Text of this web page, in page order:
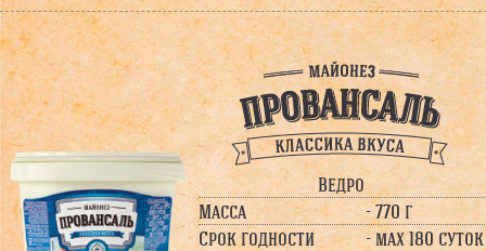
Ведро
Масса
- 770 г
Срок годности
- max 180 суток